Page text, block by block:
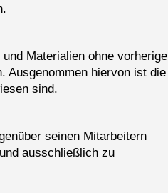
Materialien ohne vorherige
Ausgenommen hiervon ist die
sind.
seinen Mitarbeitern
ausschließlich zu